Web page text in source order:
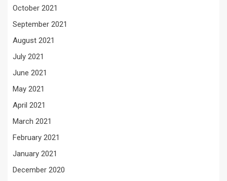
October 2021
September 2021
August 2021
July 2021
June 2021
May 2021
April 2021
March 2021
February 2021
January 2021
December 2020